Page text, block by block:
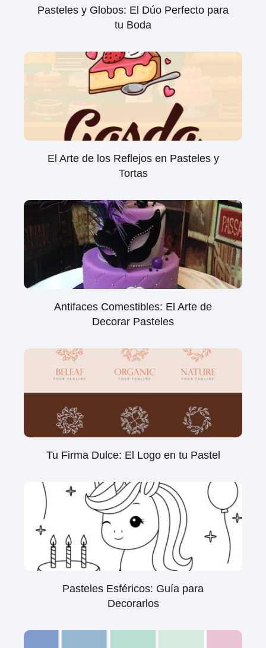
Pasteles y Globos: El Dúo Perfecto para
tu Boda
El Arte de los Reflejos en Pasteles y
Tortas
Antifaces Comestibles: El Arte de
Decorar Pasteles
Tu Firma Dulce: El Logo en tu Pastel
Pasteles Esféricos: Guía para
Decorarlos